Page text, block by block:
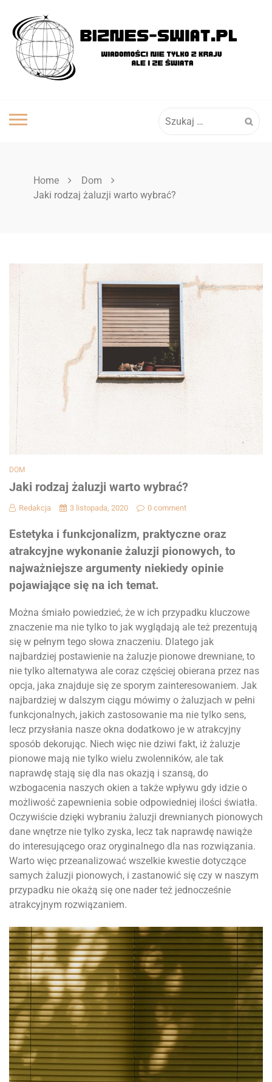
content
Home
Dom
Jaki rodzaj żaluzji warto wybrać?
DOM
Jaki rodzaj żaluzji warto wybrać?
Redakcja 3 listopada, 2020 0 comment
Estetyka i funkcjonalizm, praktyczne oraz
atrakcyjne wykonanie żaluzji pionowych, to
najważniejsze argumenty niekiedy opinie
pojawiające się na ich temat.
Można śmiało powiedzieć, że w ich przypadku kluczowe
znaczenie ma nie tylko to jak wyglądają ale też prezentują
się w pełnym tego słowa znaczeniu. Dlatego jak
najbardziej postawienie na żaluzje pionowe drewniane, to
nie tylko alternatywa ale coraz częściej obierana przez nas
opcja, jaka znajduje się ze sporym zainteresowaniem. Jak
najbardziej w dalszym ciągu mówimy o żaluzjach w pełni
funkcjonalnych, jakich zastosowanie ma nie tylko sens,
lecz przysłania nasze okna dodatkowo je w atrakcyjny
sposób dekorując. Niech więc nie dziwi fakt, iż żaluzje
pionowe mają nie tylko wielu zwolenników, ale tak
naprawdę stają się dla nas okazją i szansą, do
wzbogacenia naszych okien a także wpływu gdy idzie o
możliwość zapewnienia sobie odpowiedniej ilości światła.
Oczywiście dzięki wybraniu żaluzji drewnianych pionowych
dane wnętrze nie tylko zyska, lecz tak naprawdę nawiąże
do interesującego oraz oryginalnego dla nas rozwiązania.
Warto więc przeanalizować wszelkie kwestie dotyczące
samych żaluzji pionowych, i zastanowić się czy w naszym
przypadku nie okażą się one nader też jednocześnie
atrakcyjnym rozwiązaniem.